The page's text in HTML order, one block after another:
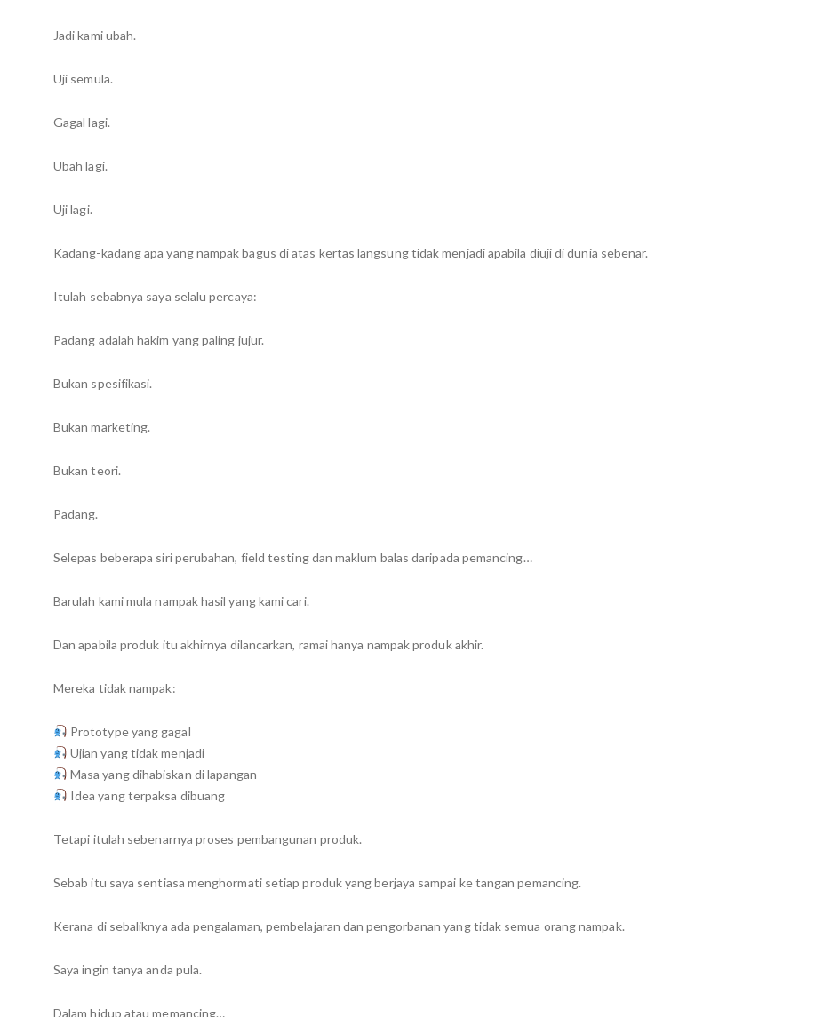
Jadi kami ubah.
Uji semula.
Gagal lagi.
Ubah lagi.
Uji lagi.
Kadang-kadang apa yang nampak bagus di atas kertas langsung tidak menjadi apabila diuji di dunia sebenar.
Itulah sebabnya saya selalu percaya:
Padang adalah hakim yang paling jujur.
Bukan spesifikasi.
Bukan marketing.
Bukan teori.
Padang.
Selepas beberapa siri perubahan, field testing dan maklum balas daripada pemancing…
Barulah kami mula nampak hasil yang kami cari.
Dan apabila produk itu akhirnya dilancarkan, ramai hanya nampak produk akhir.
Mereka tidak nampak:
Prototype yang gagal
Ujian yang tidak menjadi
Masa yang dihabiskan di lapangan
Idea yang terpaksa dibuang
Tetapi itulah sebenarnya proses pembangunan produk.
Sebab itu saya sentiasa menghormati setiap produk yang berjaya sampai ke tangan pemancing.
Kerana di sebaliknya ada pengalaman, pembelajaran dan pengorbanan yang tidak semua orang nampak.
Saya ingin tanya anda pula.
Dalam hidup atau memancing…